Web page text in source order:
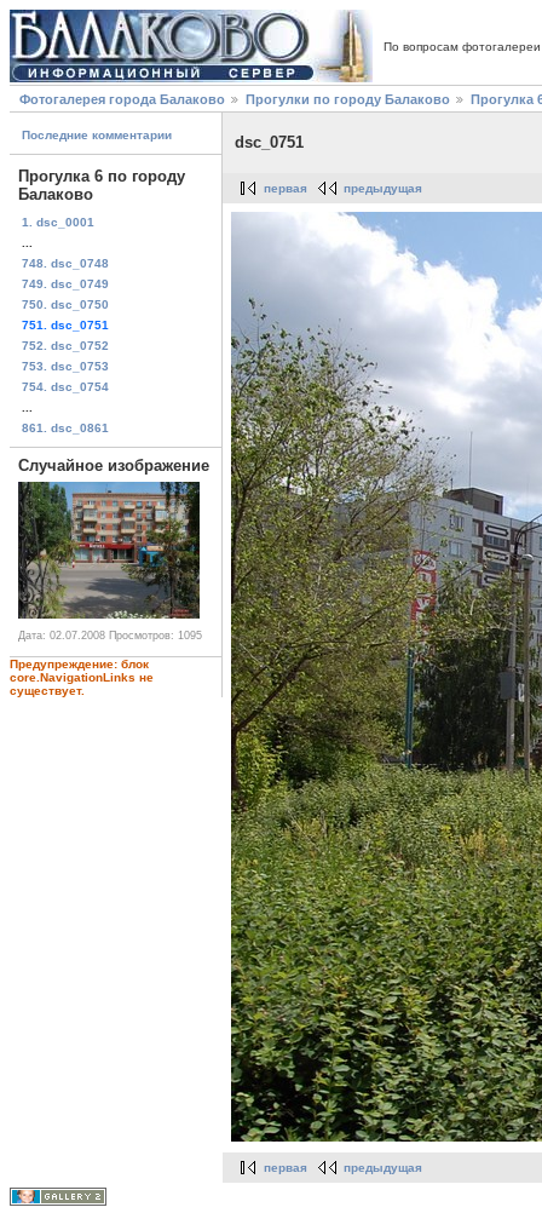
По вопросам
Фотогалерея города Балаково Прогулки по городу Балаково Прогулка
Последние комментарии
Прогулка 6 по городу
Балаково
1. dsc_0001
748. dsc_0748
749. dsc_0749
750. dsc_0750
751. dsc_0751
752. dsc_0752
753. dsc_0753
754. dsc_0754
861. dsc_0861
Случайное изображение
Дата: 02.07.2008 Просмотров: 1095
Предупреждение: блок
core.NavigationLinks не
существует.
dsc_0751
первая предыдущая
первая предыдущая